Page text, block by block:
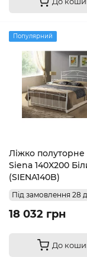
Популярний
Ліжко полуторне
Siena 140X200
(SIENA140B)
Під замовлення 28
18 032 грн
До